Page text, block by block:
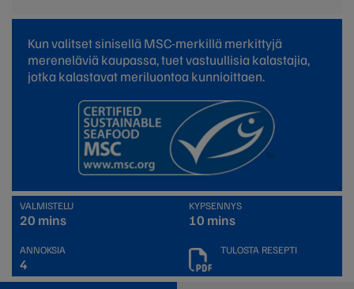
Kun valitset sinisellä MSC-merkillä merkittyjä
mereneläviä kaupassa, tuet vastuullisia kalastajia,
jotka kalastavat meriluontoa kunnioittaen.
VALMISTELU
20 mins
KYPSENNYS
10 mins
ANNOKSIA
4
TULOSTA RESEPTI